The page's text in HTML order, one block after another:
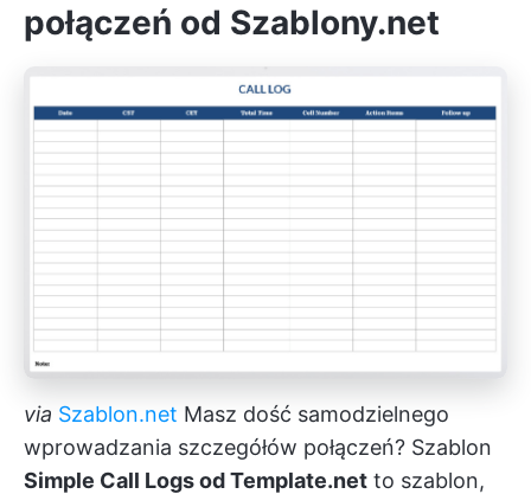
połączeń od Szablony.net
via Szablon.net Masz dość samodzielnego
wprowadzania szczegółów połączeń? Szablon
Simple Call Logs od Template.net to szablon,